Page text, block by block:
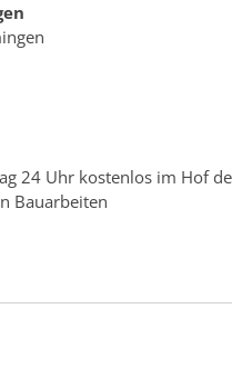
24 Uhr kostenlos im Hof
Bauarbeiten